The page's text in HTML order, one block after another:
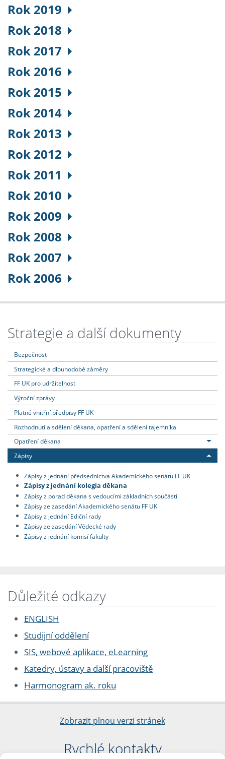
Rok 2019
Rok 2018
Rok 2017
Rok 2016
Rok 2015
Rok 2014
Rok 2013
Rok 2012
Rok 2011
Rok 2010
Rok 2009
Rok 2008
Rok 2007
Rok 2006
Strategie a další dokumenty
Bezpečnost
Strategické a dlouhodobé záměry
FF UK pro udržitelnost
Výroční zprávy
Platné vnitřní předpisy FF UK
Rozhodnutí a sdělení děkana, opatření a sdělení tajemníka
Opatření děkana
Zápisy
Zápisy z jednání předsednictva Akademického senátu FF UK
Zápisy z jednání kolegia děkana
Zápisy z porad děkana s vedoucími základních součástí
Zápisy ze zasedání Akademického senátu FF UK
Zápisy z jednání Ediční rady
Zápisy ze zasedání Vědecké rady
Zápisy z jednání komisí fakulty
Důležité odkazy
ENGLISH
Studijní oddělení
SIS, webové aplikace, eLearning
Katedry, ústavy a další pracoviště
Harmonogram ak. roku
Zobrazit plnou verzi stránek
Rychlé kontakty